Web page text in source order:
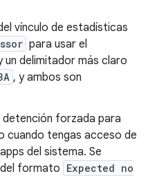
vínculo de estadísticas
para usar el
delimitador más claro
, y ambos son
detención forzada para
cuando tengas acceso de
del sistema. Se
formato Expected no